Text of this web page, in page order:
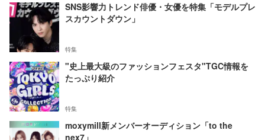
SNS影響力トレンド俳優・女優を特集「モデルプレ
スカウントダウン」
特集
"史上最大級のファッションフェスタ"TGC情報を
たっぷり紹介
特集
moxymill新メンバーオーディション「to the
nex7」